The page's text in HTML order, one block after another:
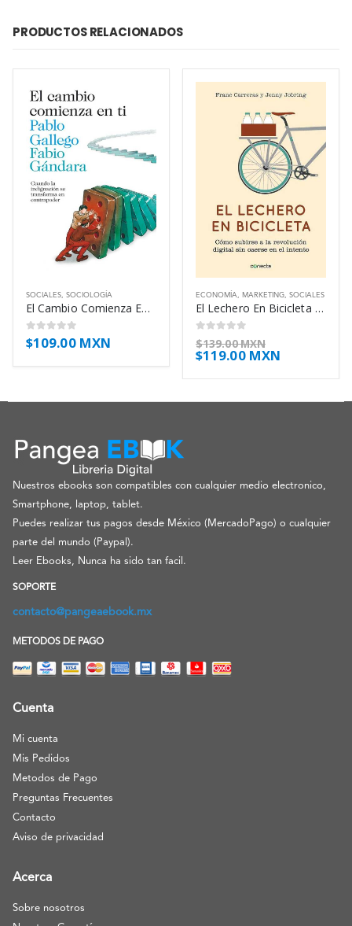
PRODUCTOS RELACIONADOS
SOCIALES, SOCIOLOGÍA
El Cambio Comienza En Ti – Gallego Pablo Y Gandara Fabio
0out of 5
$109.00 MXN
ECONOMÍA, MARKETING, SOCIALES
El Lechero En Bicicleta – Carreras Franc
0out of 5
$139.00 MXN
$119.00 MXN
Nuestros ebooks son compatibles con cualquier medio electronico,
Smartphone, laptop, tablet.
Puedes realizar tus pagos desde México (MercadoPago) o cualquier
parte del mundo (Paypal).
Leer Ebooks, Nunca ha sido tan facil.
SOPORTE
contacto@pangeaebook.mx
METODOS DE PAGO
Cuenta
Mi cuenta
Mis Pedidos
Metodos de Pago
Preguntas Frecuentes
Contacto
Aviso de privacidad
Acerca
Sobre nosotros